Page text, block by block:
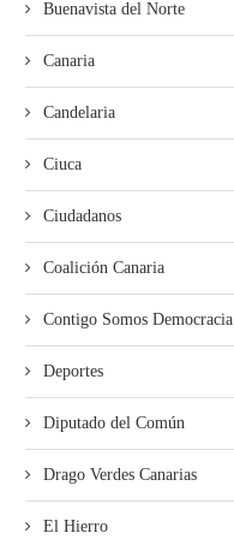
Buenavista del Norte
Canaria
Candelaria
Ciuca
Ciudadanos
Coalición Canaria
Contigo Somos Democracia
Deportes
Diputado del Común
Drago Verdes Canarias
El Hierro